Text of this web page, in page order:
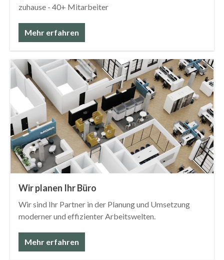
zuhause - 40+ Mitarbeiter
Mehr erfahren
Wir planen Ihr Büro
Wir sind Ihr Partner in der Planung und Umsetzung
moderner und effizienter Arbeitswelten.
Mehr erfahren